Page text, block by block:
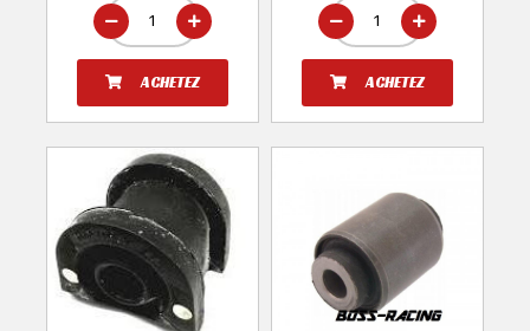
SUBARU
ACHETEZ
2009-2012
SUBARU
ACHETEZ